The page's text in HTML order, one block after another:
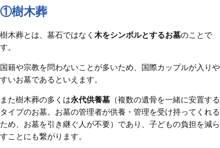
①樹木葬
樹木葬とは、墓石ではなく 木をシンボルとするお墓のことで
す。
国籍や宗教を問わないことが多いため、国際カップルが入りや
すいお墓であるといえます。
また樹木葬の多くは永代供養墓 （複数の遺骨を一緒に安置する
タイプのお墓。お墓の管理者が供養・管理を受け持ってくれる
ため、お墓を引き継ぐ人が不要）であり、子どもの負担を減ら
すことにも繋がります。